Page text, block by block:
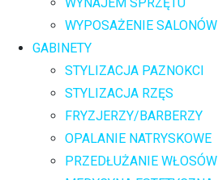
WYPOSAŻENIE SALONÓW
GABINETY
STYLIZACJA PAZNOKCI
STYLIZACJA RZĘS
FRYZJERZY/BARBERZY
OPALANIE NATRYSKOWE
PRZEDŁUŻANIE WŁOSÓW